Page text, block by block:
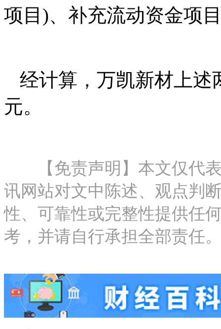
项目)、补充流动资金项
经计算，万凯新材上述
元。
【免责声明】本文仅代表
讯网站对文中陈述、观点判
性、可靠性或完整性提供任
考，并请自行承担全部责任。